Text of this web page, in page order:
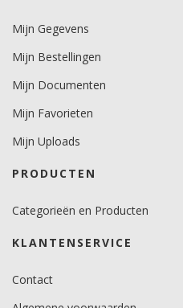
Mijn Gegevens
Mijn Bestellingen
Mijn Documenten
Mijn Favorieten
Mijn Uploads
PRODUCTEN
Categorieën en Producten
KLANTENSERVICE
Contact